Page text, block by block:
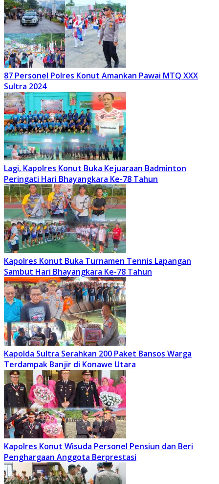
87 Personel Polres Konut Amankan Pawai MTQ XXX
Sultra 2024
Lagi, Kapolres Konut Buka Kejuaraan Badminton
Peringati Hari Bhayangkara Ke-78 Tahun
Kapolres Konut Buka Turnamen Tennis Lapangan
Sambut Hari Bhayangkara Ke-78 Tahun
Kapolda Sultra Serahkan 200 Paket Bansos Warga
Terdampak Banjir di Konawe Utara
Kapolres Konut Wisuda Personel Pensiun dan Beri
Penghargaan Anggota Berprestasi